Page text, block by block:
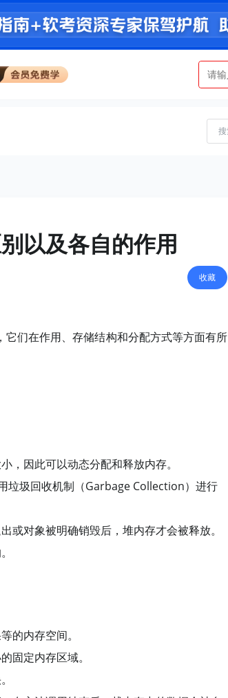
以及各自的作用
收藏
们在作用、存储结构和分配方式等方面有所
，因此可以动态分配和释放内存。
垃圾回收机制（Garbage Collection）进行
或对象被明确销毁后，堆内存才会被释放。
的内存空间。
固定内存区域。